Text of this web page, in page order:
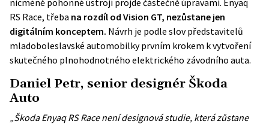
nicméně pohonné ústrojí projde částečně úpravami. Enyaq
RS Race, třeba na rozdíl od Vision GT, nezůstane jen
digitálním konceptem. Návrh je podle slov představitelů
mladoboleslavské automobilky prvním krokem k vytvoření
skutečného plnohodnotného elektrického závodního auta.
Daniel Petr, senior designér Škoda
Auto
„Škoda Enyaq RS Race není designová studie, která zůstane